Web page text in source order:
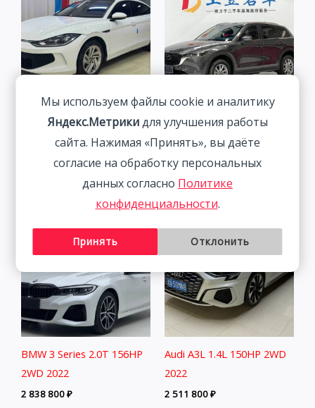
Volkswagen Lamando 1.4T
150HP 2WD 2022 | Белый
| Арт. CA3962
1 993 700₽
Mazda CX-5 Mazda CX-5
2.0L 155HP 2WD 2022
2 464 800
BMW 3 Series 2.0T 156HP
2WD 2022
2 838 800₽
Audi A3L 1.4L 150HP 2WD
2022
2 511 800₽
Мы используем файлы cookie и аналитику
Яндекс.Метрикидля улучшения работы
сайта. Нажимая «Принять», вы даёте
согласие на обработку персональных
данных согласно Политике
конфиденциальности.
Принять Отклонить